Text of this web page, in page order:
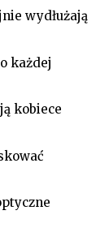
wydłużają
każdej
kobiece